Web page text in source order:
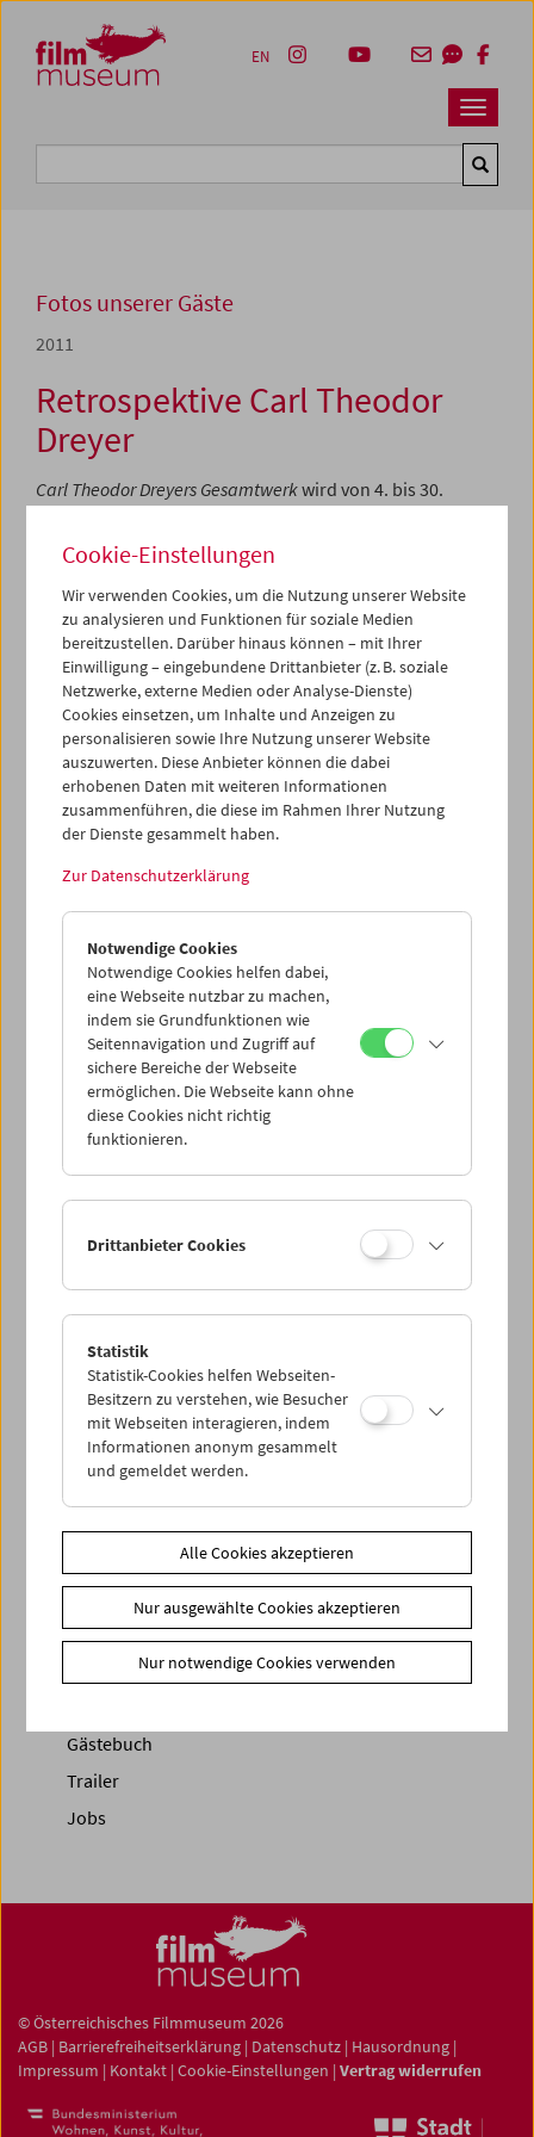
Zum Inhalt
Zum Hauptmenü
Zur Servicenavigation
Zum Suche
Navbar
EN
Fotos unserer Gäste
2011
Retrospektive Carl Theodor
Dreyer
Carl Theodor Dreyers Gesamtwerkwird von 4. bis 30.
Dreyer-ExperteCasper Tybjerg
Leiter der Filmsammlung des Danish Film Institute,
begleiteten die Schau am Eröffnungswochenende
Vorträgen, Einführungen und einer Präsentation rarer
Dreyer-Materialien.
ProgrammNovember 2011 - Carl Theodor Dreyer
< zurück zur Übersicht
News
Newsletter
Gästebuch
Trailer
Jobs
© Österreichisches Filmmuseum 2026
AGB | Barrierefreiheitserklärung | Datenschutz | Hausordnung |
Impressum | Kontakt | Cookie-Einstellungen | Vertrag widerrufen
Cookie-Einstellungen
Wir verwenden Cookies, um die Nutzung unserer Website
zu analysieren und Funktionen für soziale Medien
bereitzustellen. Darüber hinaus können – mit Ihrer
Einwilligung – eingebundene Drittanbieter (z. B. soziale
Netzwerke, externe Medien oder Analyse-Dienste)
Cookies einsetzen, um Inhalte und Anzeigen zu
personalisieren sowie Ihre Nutzung unserer Website
auszuwerten. Diese Anbieter können die dabei
erhobenen Daten mit weiteren Informationen
zusammenführen, die diese im Rahmen Ihrer Nutzung
der Dienste gesammelt haben.
Zur Datenschutzerklärung
Notwendige Cookies
Notwendige Cookies helfen dabei,
eine Webseite nutzbar zu machen,
indem sie Grundfunktionen wie
Seitennavigation und Zugriff auf
sichere Bereiche der Webseite
ermöglichen. Die Webseite kann ohne
diese Cookies nicht richtig
funktionieren.
Drittanbieter Cookies
Statistik
Statistik-Cookies helfen Webseiten-
Besitzern zu verstehen, wie Besucher
mit Webseiten interagieren, indem
Informationen anonym gesammelt
und gemeldet werden.
Alle Cookies akzeptieren
Nur ausgewählte Cookies akzeptieren
Nur notwendige Cookies verwenden